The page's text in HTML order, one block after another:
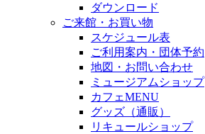
ダウンロード
ご来館・お買い物
スケジュール表
ご利用案内・団体予約
地図・お問い合わせ
ミュージアムショップ
カフェMENU
グッズ（通販）
リキュールショップ